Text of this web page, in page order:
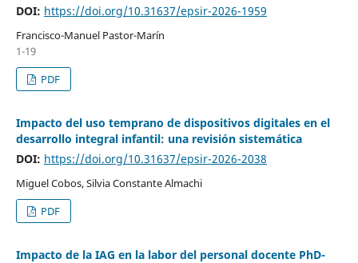
DOI: https://doi.org/10.31637/epsir-2026-1959
Francisco-Manuel Pastor-Marín
1-19
PDF
Impacto del uso temprano de dispositivos digitales en el
desarrollo integral infantil: una revisión sistemática
DOI: https://doi.org/10.31637/epsir-2026-2038
Miguel Cobos, Silvia Constante Almachi
PDF
Impacto de la IAG en la labor del personal docente PhD-